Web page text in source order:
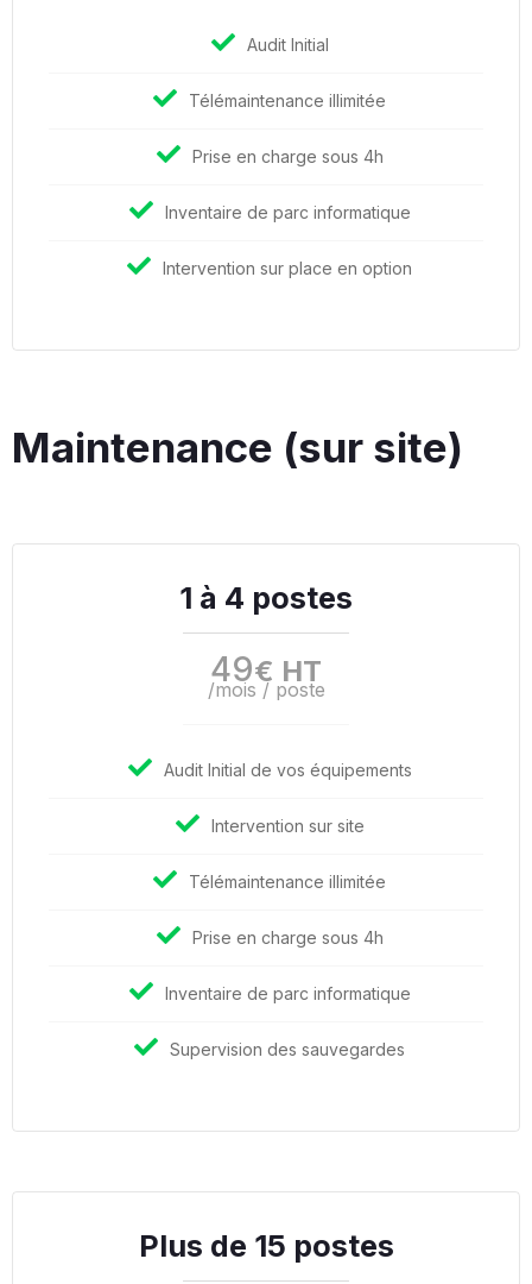
Audit Initial
Télémaintenance illimitée
Prise en charge sous 4h
Inventaire de parc informatique
Intervention sur place en option
Maintenance (sur site)
1 à 4 postes
49€ HT
/mois / poste
Audit Initial de vos équipements
Intervention sur site
Télémaintenance illimitée
Prise en charge sous 4h
Inventaire de parc informatique
Supervision des sauvegardes
Plus de 15 postes